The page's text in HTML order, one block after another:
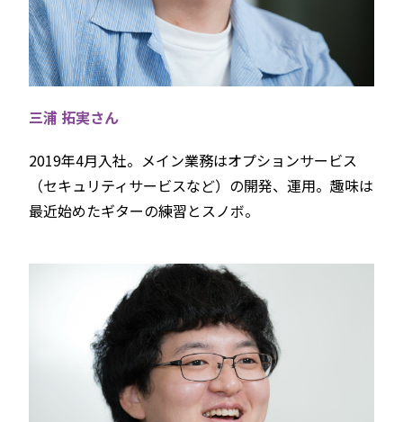
三浦 拓実さん
2019年4月‬入社。メイン業務はオプションサービス
（セキュリティサービスなど）の開発、運用。‬趣味‬‬は
最近始めたギターの練習とスノボ。‬‬